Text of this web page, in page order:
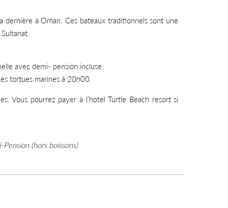
à Oman. Ces bateaux traditionnels sont une
avec demi- pension incluse.
tortues marines à 20h00.
Vous pourrez payer à l’hotel Turtle Beach resort si
(hors boissons)